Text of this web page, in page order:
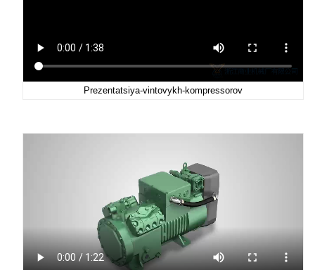
Prezentatsiya-vintovykh-kompressorov